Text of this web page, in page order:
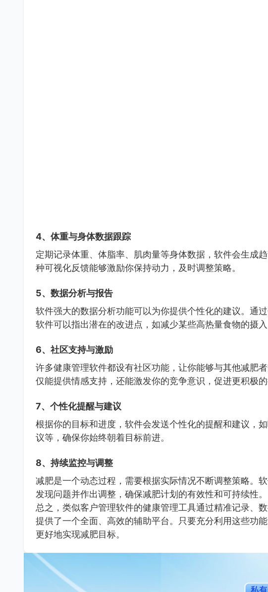
4、体重与身体数据跟踪
定期记录体重、体脂率、肌肉量等身体数据，软件会生成
种可视化反馈能够激励你保持动力，及时调整策略。
5、数据分析与报告
软件强大的数据分析功能可以为你提供个性化的建议。通
软件可以指出潜在的改进点，如减少某些高热量食物的摄
6、社区支持与激励
许多健康管理软件都设有社区功能，让你能够与其他减肥
仅能提供情感支持，还能激发你的竞争意识，促进更积极的
7、个性化提醒与建议
根据你的目标和进度，软件会发送个性化的提醒和建议，
议等，确保你始终朝着目标前进。
8、持续监控与调整
减肥是一个动态过程，需要根据实际情况不断调整策略。
发现问题并作出调整，确保减肥计划的有效性和可持续性。
总之，类似客户管理软件的健康管理工具通过精准记录、
提供了一个全面、高效的辅助平台。只要充分利用这些功
更好地实现减肥目标。